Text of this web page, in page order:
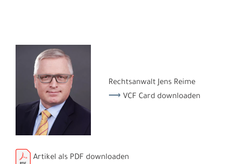
Rechtsanwalt Jens Reime
VCF Card downloaden
Artikel als PDF downloaden